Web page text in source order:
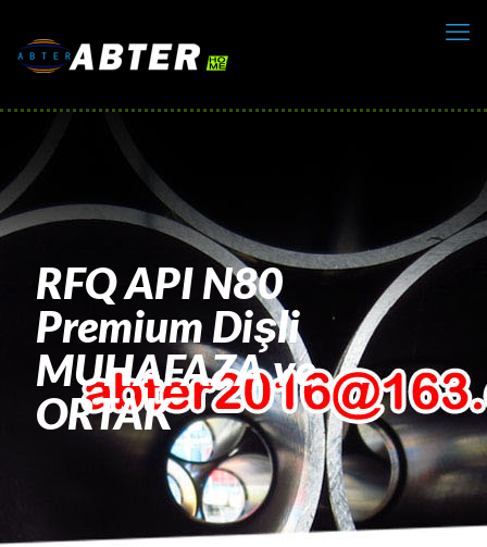
RFQ API N80
Premium Dişli
MUHAFAZA ve
ORTAK